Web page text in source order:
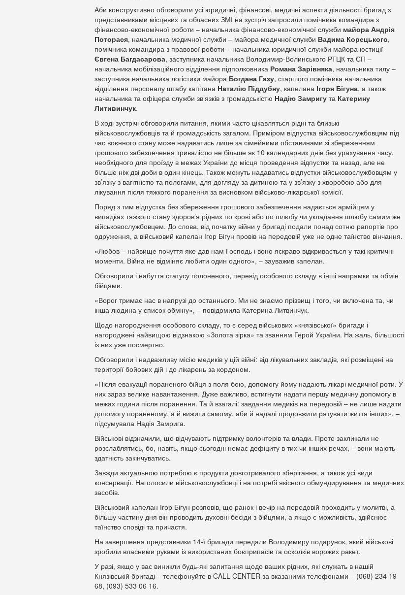
Аби конструктивно обговорити усі юридичні, фінансові, медичні аспекти діяльності бригад з
представниками місцевих та обласних ЗМІ на зустріч запросили помічника командира з
фінансово-економічної роботи – начальника фінансово-економічної служби майора Андрія
Поторася, начальника медичної служби – майора медичної служби Вадима Корецького,
помічника командира з правової роботи – начальника юридичної служби майора юстиції
Євгена Багдасарова, заступника начальника Володимир-Волинського РТЦК та СП –
начальника мобілізаційного відділення підполковника Романа Зарівняка, начальника тилу –
заступника начальника логістики майора Богдана Газу, старшого помічника начальника
відділення персоналу штабу капітана Наталію Піддубну, капелана Ігоря Бігуна, а також
начальника та офіцера служби зв’язків з громадськістю Надію Замригу та Катерину
Литивинчук.
В ході зустрічі обговорили питання, якими часто цікавляться рідні та близькі
військовослужбовців та й громадськість загалом. Приміром відпустка військовослужбовцям під
час воєнного стану може надаватись лише за сімейними обставинами зі збереженням
грошового забезпечення тривалістю не більше як 10 календарних днів без урахування часу,
необхідного для проїзду в межах України до місця проведення відпустки та назад, але не
більше ніж дві доби в один кінець. Також можуть надаватись відпустки військовослужбовцям у
зв’язку з вагітністю та пологами, для догляду за дитиною та у зв’язку з хворобою або для
лікування після тяжкого поранення за висновком військово-лікарської комісії.
Поряд з тим відпустка без збереження грошового забезпечення надається армійцям у
випадках тяжкого стану здоров’я рідних по крові або по шлюбу чи укладання шлюбу самим же
військовослужбовцем. До слова, від початку війни у бригаді подали понад сотню рапортів про
одруження, а військовий капелан Ігор Бігун провів на передовій уже не одне таїнство вінчання.
«Любов – найвище почуття яке дав нам Господь і воно яскраво відкривається у такі критичні
моменти. Війна не відміняє любити один одного», – зауважив капелан.
Обговорили і набуття статусу полоненого, перевід особового складу в інші напрямки та обмін
бійцями.
«Ворог тримає нас в напрузі до останнього. Ми не знаємо прізвищ і того, чи включена та, чи
інша людина у список обміну», – повідомила Катерина Литвинчук.
Щодо нагородження особового складу, то є серед військових «князівської» бригади і
нагороджені найвищою відзнакою «Золота зірка» та званням Герой України. На жаль, більшості
із них уже посмертно.
Обговорили і надважливу місію медиків у цій війні: від лікувальних закладів, які розміщені на
території бойових дій і до лікарень за кордоном.
«Після евакуації пораненого бійця з поля бою, допомогу йому надають лікарі медичної роти. У
них зараз велике навантаження. Дуже важливо, встигнути надати першу медичну допомогу в
межах години після поранення. Та й взагалі: завдання медиків на передовій – не лише надати
допомогу пораненому, а й вижити самому, аби й надалі продовжити рятувати життя інших», –
підсумувала Надія Замрига.
Військові відзначили, що відчувають підтримку волонтерів та влади. Проте закликали не
розслаблятись, бо, навіть, якщо сьогодні немає дефіциту в тих чи інших речах, – вони мають
здатність закінчуватись.
Завжди актуальною потребою є продукти довготривалого зберігання, а також усі види
консервації. Наголосили військовослужбовці і на потребі якісного обмундирування та медичних
засобів.
Військовий капелан Ігор Бігун розповів, що ранок і вечір на передовій проходить у молитві, а
більшу частину дня він проводить духовні бесіди з бійцями, а якщо є можливість, здійснює
таїнство сповіді та причастя.
На завершення представники 14-ї бригади передали Володимиру подарунок, який військові
зробили власними руками із використаних боєприпасів та осколків ворожих ракет.
У разі, якщо у вас виникли будь-які запитання щодо ваших рідних, які служать в нашій
Князівській бригаді – телефонуйте в CALL CENTER за вказаними телефонами – (068) 234 19
68, (093) 533 06 16.